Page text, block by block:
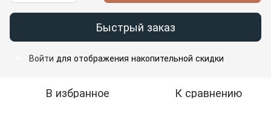
Быстрый заказ
Войти для отображения накопительной скидки
В избранное К сравнению